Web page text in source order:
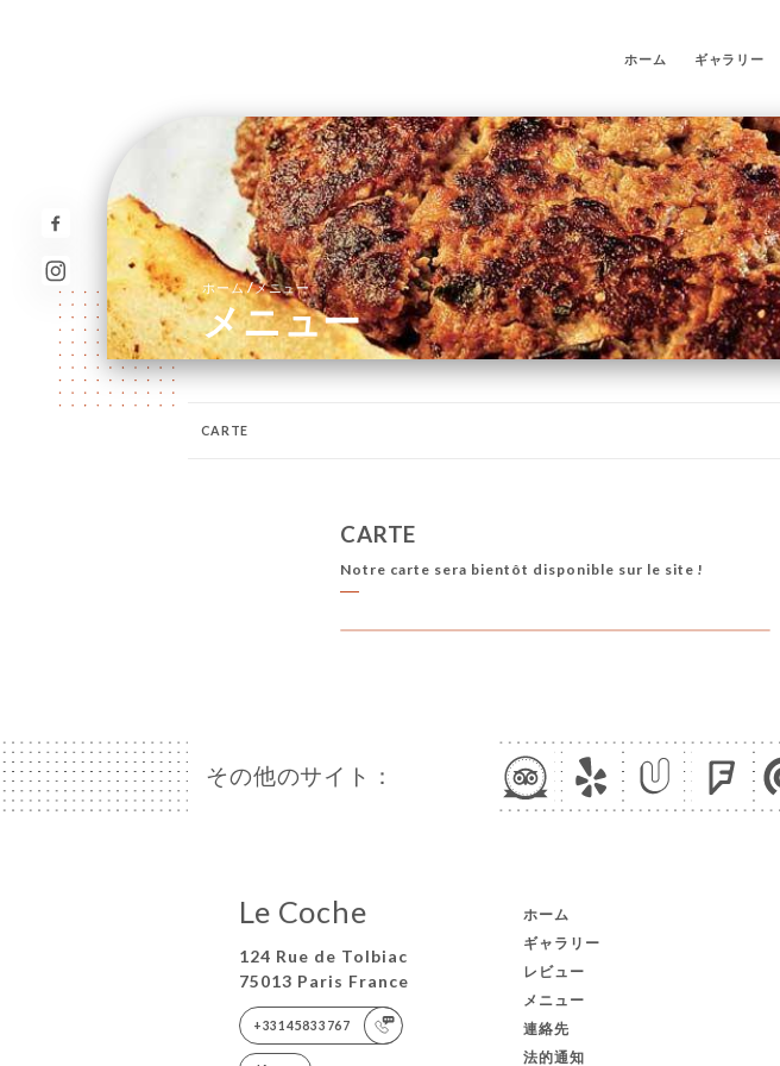
ホーム ギャラリー
ホーム/メニュー
メニュー
CARTE
CARTE
Notre carte sera bientôt disponible sur le site !
その他のサイト：
Le Coche
124 Rue de Tolbiac
75013 Paris France
+33145833767
ホーム
ギャラリー
レビュー
メニュー
連絡先
法的通知